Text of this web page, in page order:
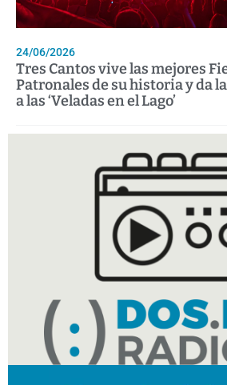
24/06/2026
Tres Cantos vive las mejores
Patronales de su historia y da
a las ‘Veladas en el Lago’